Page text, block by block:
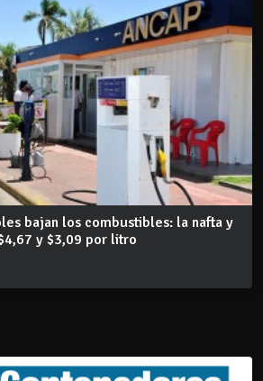
bajan los combustibles: la nafta y
y $3,09 por litro